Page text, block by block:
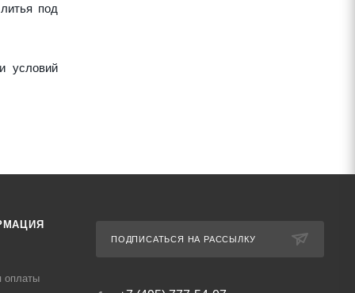
под
условий
оплаты
ПОДПИСАТЬСЯ НА РАССЫЛКУ